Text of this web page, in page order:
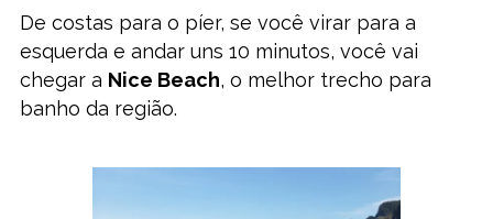
De costas para o píer, se você virar para a
esquerda e andar uns 10 minutos, você vai
chegar a Nice Beach, o melhor trecho para
banho da região.